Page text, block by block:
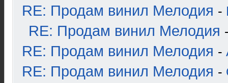
RE: Продам винил Мелодия -
RE: Продам винил Мелодия
RE: Продам винил Мелодия -
RE: Продам винил Мелодия -